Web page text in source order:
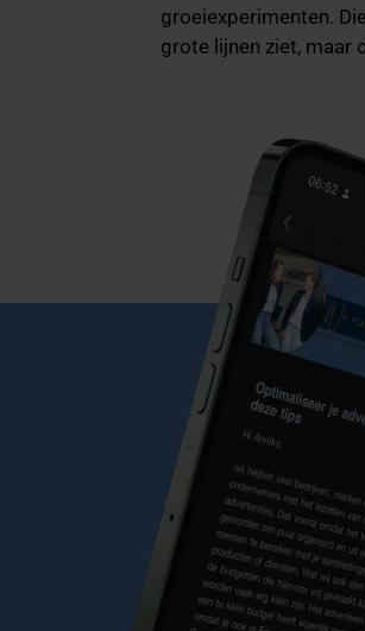
groeiexperimenten.
grote lijnen ziet, maar